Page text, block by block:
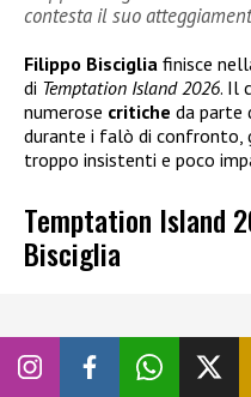
contesta il suo
Filippo Bisciglia finisce
di Temptation Island 2026. Il
numerose critiche da parte
durante i falò di confronto,
troppo insistenti e poco
Temptation Island
Bisciglia